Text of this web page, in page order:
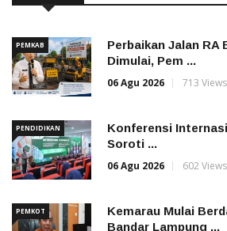
PEMKAB
Perbaikan Jalan RA
Dimulai, Pem ...
06 Agu 2026
713 Views
PENDIDIKAN
Konferensi
Soroti ...
06 Agu 2026
602 Views
PEMKOT
Kemarau Mulai
Bandar Lampung ...